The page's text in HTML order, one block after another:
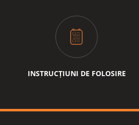
INSTRUCȚIUNI DE FOLOSIRE